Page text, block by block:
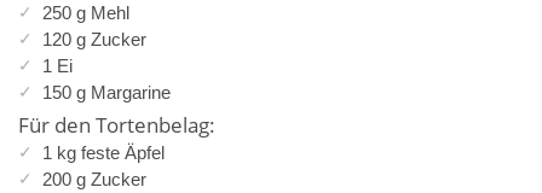
250 g Mehl
120 g Zucker
1 Ei
150 g Margarine
Für den Tortenbelag:
1 kg feste Äpfel
200 g Zucker